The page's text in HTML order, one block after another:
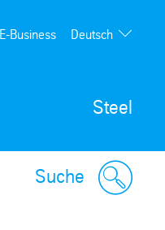
Steel
E-Business Deutsch
Suche